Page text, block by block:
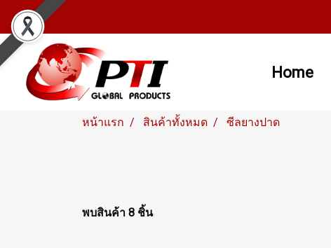
Home
หน้าแรก สินค้าทั้งหมด ซีลยางปาด
พบสินค้า 8 ชิ้น